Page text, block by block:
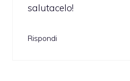
salutacelo!
Rispondi